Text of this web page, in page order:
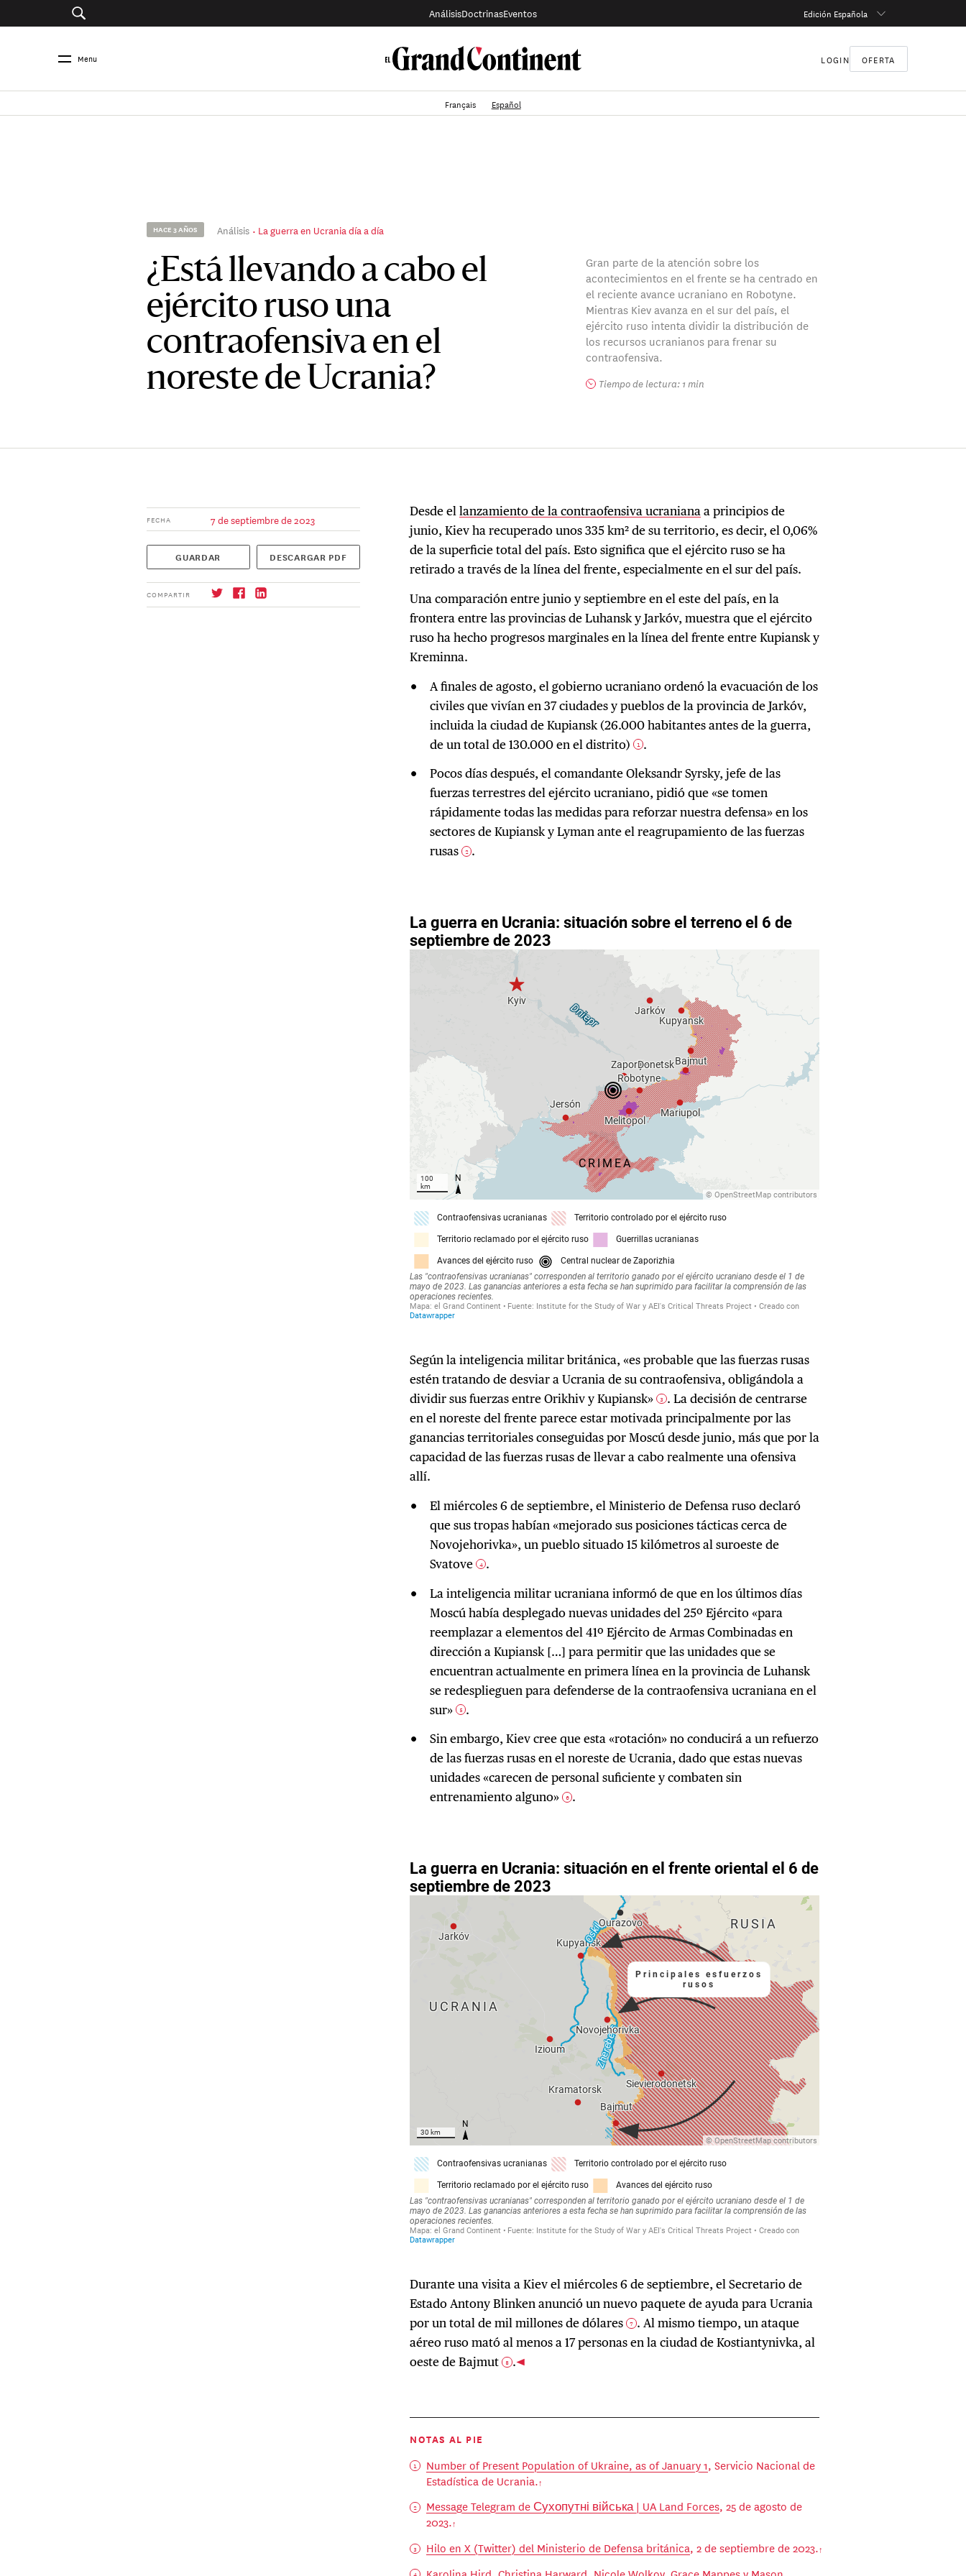
AnálisisDoctrinasEventos Edición Española
Menu LOGIN OFERTA
Français Español
HACE 3 AÑOS Análisis La guerra en Ucrania día a día
¿Está llevando a cabo el
ejército ruso una
contraofensiva en el
noreste de Ucrania?
Gran parte de la atención sobre los
acontecimientos en el frente se ha centrado en
el reciente avance ucraniano en Robotyne.
Mientras Kiev avanza en el sur del país, el
ejército ruso intenta dividir la distribución de
los recursos ucranianos para frenar su
contraofensiva.
Tiempo de lectura: 1 min
FECHA 7 de septiembre de 2023
GUARDAR DESCARGAR PDF
COMPARTIR
Desde ellanzamiento de la contraofensiva ucraniana a principios de
junio, Kiev ha recuperado unos 335 km² de su territorio, es decir, el 0,06%
de la superficie total del país. Esto significa que el ejército ruso se ha
retirado a través de la línea del frente, especialmente en el sur del país.
Una comparación entre junio y septiembre en el este del país, en la
frontera entre las provincias de Luhansk y Jarkóv, muestra que el ejército
ruso ha hecho progresos marginales en la línea del frente entre Kupiansk y
Kreminna.
A finales de agosto, el gobierno ucraniano ordenó la evacuación de los
civiles que vivían en 37 ciudades y pueblos de la provincia de Jarkóv,
incluida la ciudad de Kupiansk (26.000 habitantes antes de la guerra,
de un total de 130.000 en el distrito)
1 .
Pocos días después, el comandante Oleksandr Syrsky, jefe de las
fuerzas terrestres del ejército ucraniano, pidió que «se tomen
rápidamente todas las medidas para reforzar nuestra defensa» en los
sectores de Kupiansk y Lyman ante el reagrupamiento de las fuerzas
rusas 2 .
Según la inteligencia militar británica, «es probable que las fuerzas rusas
estén tratando de desviar a Ucrania de su contraofensiva, obligándola a
dividir sus fuerzas entre Orikhiv y Kupiansk» 3 . La decisión de centrarse
en el noreste del frente parece estar motivada principalmente por las
ganancias territoriales conseguidas por Moscú desde junio, más que por la
capacidad de las fuerzas rusas de llevar a cabo realmente una ofensiva
allí.
El miércoles 6 de septiembre, el Ministerio de Defensa ruso declaró
que sus tropas habían «mejorado sus posiciones tácticas cerca de
Novojehorivka», un pueblo situado 15 kilómetros al suroeste de
Svatove 4 .
La inteligencia militar ucraniana informó de que en los últimos días
Moscú había desplegado nuevas unidades del 25º Ejército «para
reemplazar a elementos del 41º Ejército de Armas Combinadas en
dirección a Kupiansk […] para permitir que las unidades que se
encuentran actualmente en primera línea en la provincia de Luhansk
se redesplieguen para defenderse de la contraofensiva ucraniana en el
sur» 5 .
Sin embargo, Kiev cree que esta «rotación» no conducirá a un refuerzo
de las fuerzas rusas en el noreste de Ucrania, dado que estas nuevas
unidades «carecen de personal suficiente y combaten sin
entrenamiento alguno» 6 .
Durante una visita a Kiev el miércoles 6 de septiembre, el Secretario de
Estado Antony Blinken anunció un nuevo paquete de ayuda para Ucrania
por un total de mil millones de dólares 7 . Al mismo tiempo, un ataque
aéreo ruso mató al menos a 17 personas en la ciudad de Kostiantynivka, al
oeste de Bajmut 8 .
NOTAS AL PIE
Number of Present Population of Ukraine, as of January 1, Servicio Nacional de
Estadística de Ucrania.
Message Telegram de Сухопутні війська | UA Land Forces, 25 de agosto de
2023.
Hilo en X (Twitter) del Ministerio de Defensa británica, 2 de septiembre de 2023.